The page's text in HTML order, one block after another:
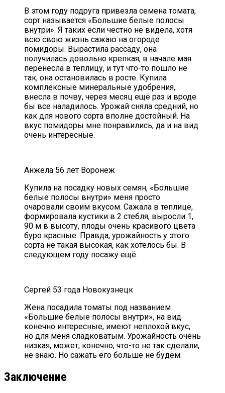
В этом году подруга привезла семена томата,
сорт называется «Большие белые полосы
внутри». Я таких если честно не видела, хотя
всю свою жизнь сажаю на огороде
помидоры. Вырастила рассаду, она
получилась довольно крепкая, в начале мая
перенесла в теплицу, и тут что-то пошло не
так, она остановилась в росте. Купила
комплексные минеральные удобрения,
внесла в почву, через месяц ещё раз и вроде
бы все наладилось. Урожай сняла средний, но
как для нового сорта вполне достойный. На
вкус помидоры мне понравились, да и на вид
очень интересные.
Анжела 56 лет Воронеж
Купила на посадку новых семян, «Большие
белые полосы внутри» меня просто
очаровали своим вкусом. Сажала в теплице,
формировала кустики в 2 стебля, выросли 1,
90 м в высоту, плоды очень красивого цвета
буро красные. Правда, урожайность у этого
сорта не такая высокая, как хотелось бы. В
следующем году посажу ещё.
Сергей 53 года Новокузнецк
Жена посадила томаты под названием
«Большие белые полосы внутри», на вид
конечно интересные, имеют неплохой вкус,
но для меня сладковатым. Урожайность очень
низкая, может, конечно, что-то не так сделали,
не знаю. Но сажать его больше не будем.
Заключение